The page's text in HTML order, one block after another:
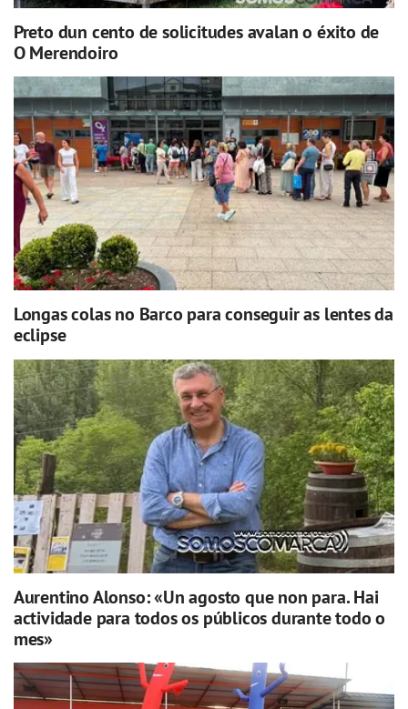
Preto dun cento de solicitudes avalan o éxito de
O Merendoiro
Longas colas no Barco para conseguir as lentes da
eclipse
Aurentino Alonso: «Un agosto que non para. Hai
actividade para todos os públicos durante todo o
mes»